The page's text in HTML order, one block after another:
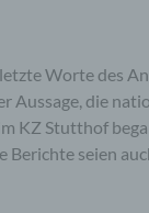
Worte des
Aussage, die
KZ Stutthof
Berichte seien